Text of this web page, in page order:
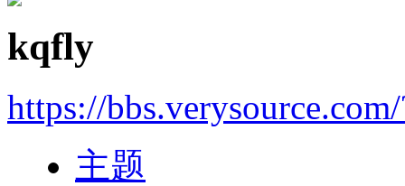
kqfly
https://
主题